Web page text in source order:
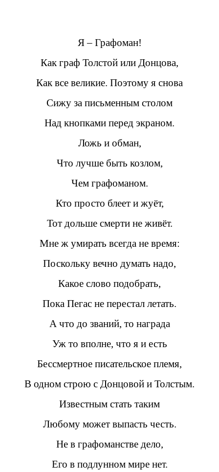
Я – Графоман!
Как граф Толстой или Донцова,
Как все великие. Поэтому я снова
Сижу за письменным столом
Над кнопками перед экраном.
Ложь и обман,
Что лучше быть козлом,
Чем графоманом.
Кто просто блеет и жуёт,
Тот дольше смерти не живёт.
Мне ж умирать всегда не время:
Поскольку вечно думать надо,
Какое слово подобрать,
Пока Пегас не перестал летать.
А что до званий, то награда
Уж то вполне, что я и есть
Бессмертное писательское племя,
В одном строю с Донцовой и Толстым.
Известным стать таким
Любому может выпасть честь.
Не в графоманстве дело,
Его в подлунном мире нет.